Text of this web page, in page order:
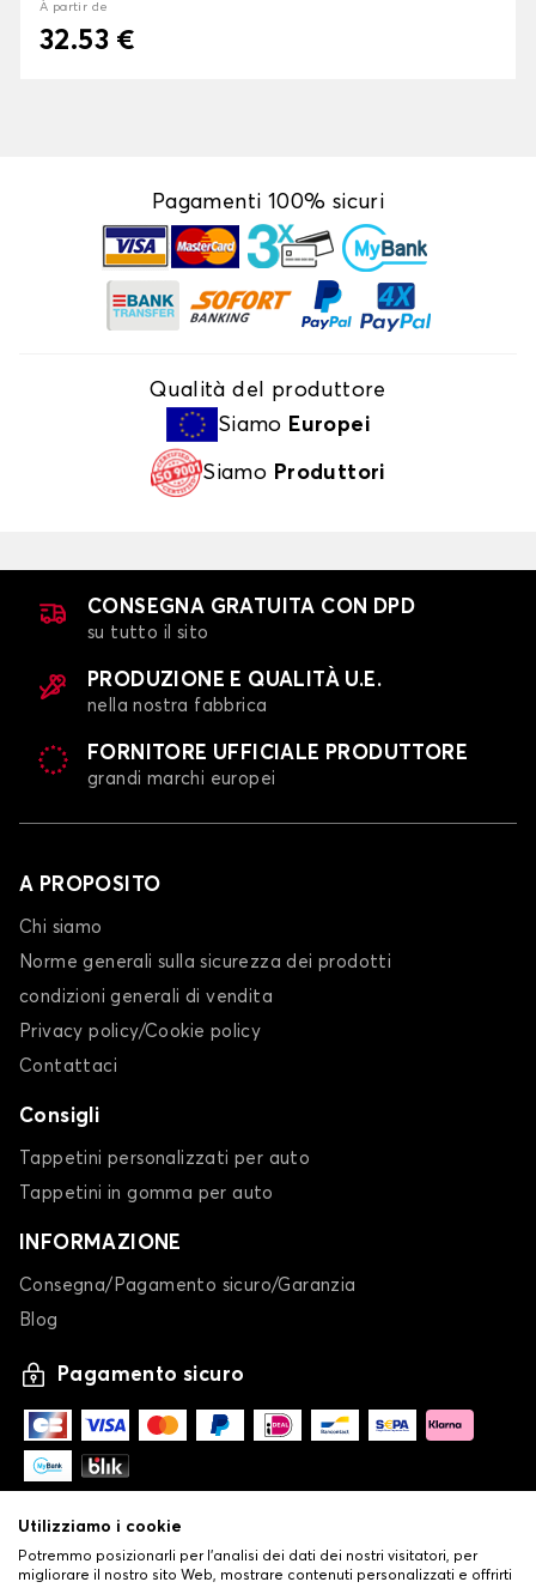
À partir de
32.53 €
Pagamenti 100% sicuri
Qualità del produttore
Siamo Europei
Siamo Produttori
CONSEGNA GRATUITA CON DPD
su tutto il sito
PRODUZIONE E QUALITÀ U.E.
nella nostra fabbrica
FORNITORE UFFICIALE PRODUTTORE
grandi marchi europei
A PROPOSITO
Chi siamo
Norme generali sulla sicurezza dei prodotti
condizioni generali di vendita
Privacy policy/Cookie policy
Contattaci
Consigli
Tappetini personalizzati per auto
Tappetini in gomma per auto
INFORMAZIONE
Consegna/Pagamento sicuro/Garanzia
Blog
Pagamento sicuro
Utilizziamo i cookie
Potremmo posizionarli per l'analisi dei dati dei nostri visitatori, per
migliorare il nostro sito Web, mostrare contenuti personalizzati e offrirti